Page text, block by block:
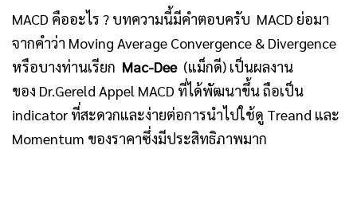
MACD คืออะไร ? บทความนี้มีคำตอบครับ MACD ย่อมา
จากคำว่า Moving Average Convergence & Divergence
หรือบางท่านเรียก Mac-Dee(แม็กดี) เป็นผลงาน
ของ Dr.Gereld Appel MACD ที่ได้พัฒนาขึ้น ถือเป็น
indicator ที่สะดวกและง่ายต่อการนำไปใช้ดู Treand และ
Momentum ของราคาซึ่งมีประสิทธิภาพมาก